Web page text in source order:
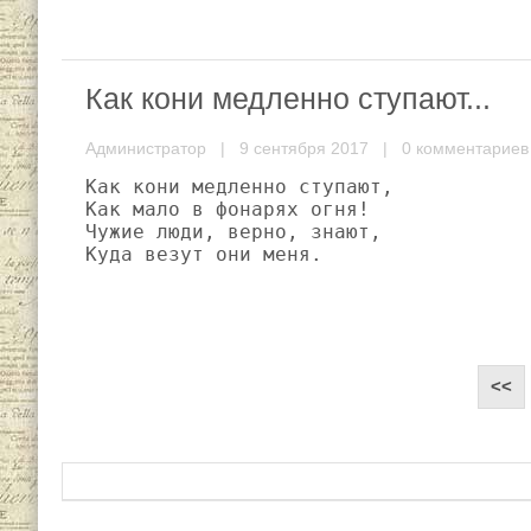
Как кони медленно ступают...
Администратор | 9 сентября 2017 | 0 комментариев
Как кони медленно ступают,
Как мало в фонарях огня!
Чужие люди, верно, знают,
Куда везут они меня.
<<